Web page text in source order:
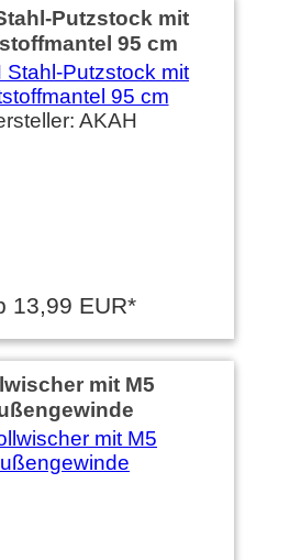
Putzstock mit
95 cm
AKAH
13,99 EUR*
mit M5